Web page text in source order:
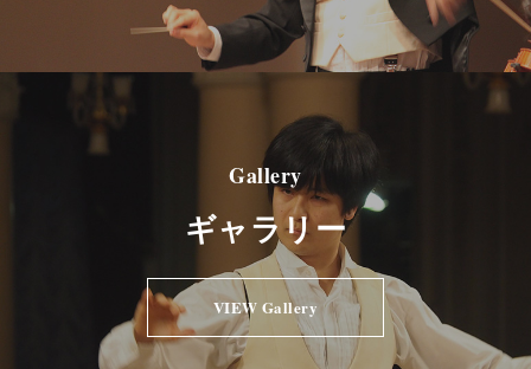
Gallery
ギャラリー
VIEW Gallery